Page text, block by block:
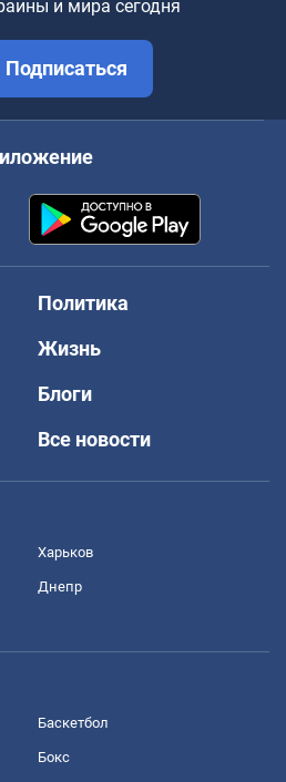
и мира сегодня
Подписаться
Политика
Жизнь
Блоги
Все новости
Харьков
Днепр
Баскетбол
Бокс